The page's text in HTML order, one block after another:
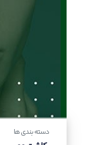
دسته بندی ها